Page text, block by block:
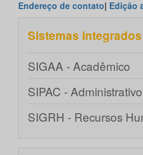
Endereço de contato| Edição
Sistemas integrados
SIGAA - Acadêmico
SIPAC - Administrativo
SIGRH - Recursos